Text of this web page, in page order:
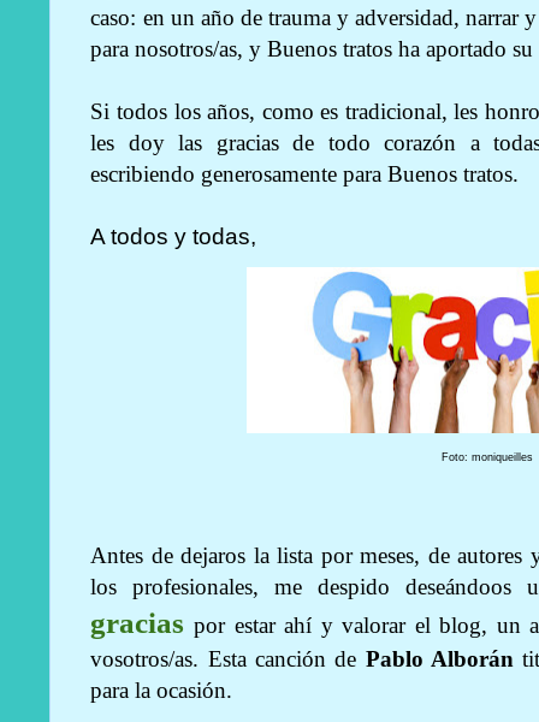
caso: en un año de trauma y adversidad, narrar
para nosotros/as, y Buenos tratos ha aportado
Si todos los años, como es tradicional, les
les doy las gracias de todo corazón a
escribiendo generosamente para Buenos tratos.
A todos y todas,
Foto: moniqueilles
Antes de dejaros la lista por meses, de
los profesionales, me despido
gracias por estar ahí y valorar el blog, un
vosotros/as. Esta canción de Pablo Alborán
para la ocasión.